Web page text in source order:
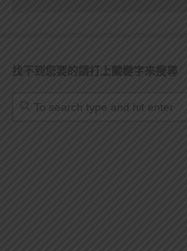
找不到您要的請打上關鍵字來搜尋